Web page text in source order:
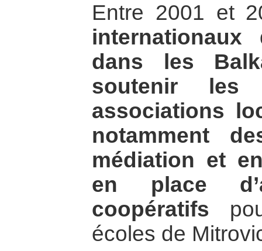
Entre 2001 et
internationaux
dans les
soutenir
associations
notamment
médiation et
en place
coopératifs
écoles de